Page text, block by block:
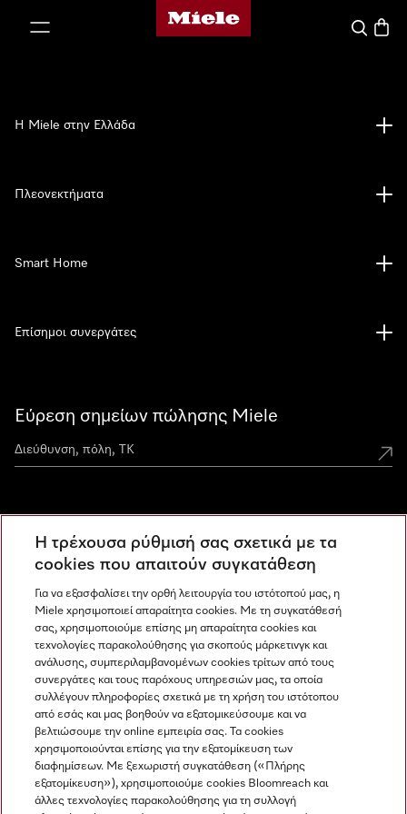
Αρχική σελίδα της Miele
Εύρεση σημείων πώλησης Miele
Ανακαλύψτε τα Miele Experience Center
Newsletter
Η Miele στην Ελλάδα
Πλεονεκτήματα
Smart Home
Επίσημοι συνεργάτες
Miele στο Instagram
Miele στο Facebook
Miele στο Youtube
Η τρέχουσα ρύθμισή σας σχετικά με τα
cookies που απαιτούν συγκατάθεση
Για να εξασφαλίσει την ορθή λειτουργία του ιστότοπού μας, η
Miele χρησιμοποιεί απαραίτητα cookies. Με τη συγκατάθεσή
σας, χρησιμοποιούμε επίσης μη απαραίτητα cookies και
τεχνολογίες παρακολούθησης για σκοπούς μάρκετινγκ και
ανάλυσης, συμπεριλαμβανομένων cookies τρίτων από τους
συνεργάτες και τους παρόχους υπηρεσιών μας, τα οποία
συλλέγουν πληροφορίες σχετικά με τη χρήση του ιστότοπου
από εσάς και μας βοηθούν να εξατομικεύσουμε και να
βελτιώσουμε την online εμπειρία σας. Τα cookies
χρησιμοποιούνται επίσης για την εξατομίκευση των
διαφημίσεων. Με ξεχωριστή συγκατάθεση («Πλήρης
εξατομίκευση»), χρησιμοποιούμε cookies Bloomreach και
άλλες τεχνολογίες παρακολούθησης για τη συλλογή